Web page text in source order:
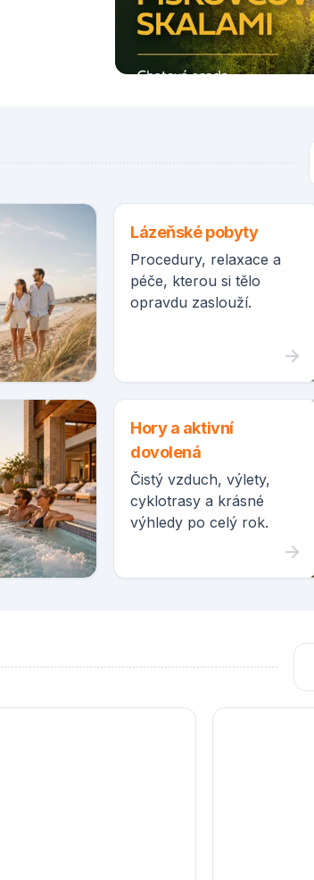
Lázeňské pobyty
Procedury, relaxace a
péče, kterou si tělo
opravdu zaslouží.
Hory a aktivní
dovolená
Čistý vzduch, výlety,
cyklotrasy a krásné
výhledy po celý rok.